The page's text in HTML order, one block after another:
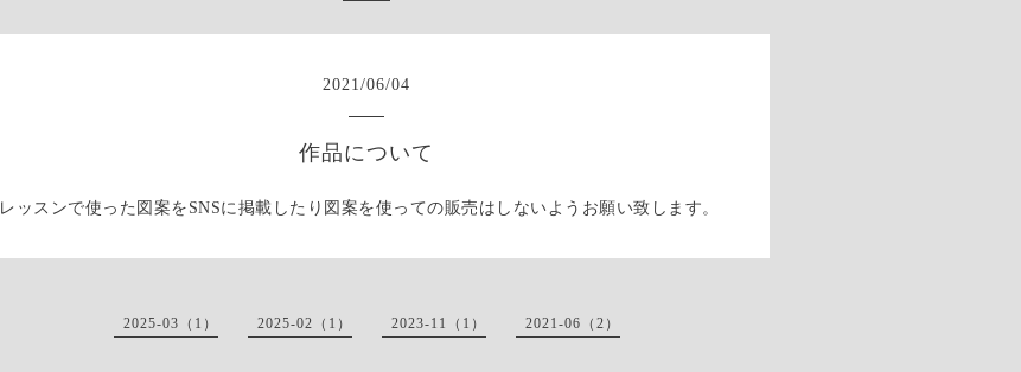
2021/06/04
作品について
レッスンで使った図案をSNSに掲載したり図案を使っての販売はしないようお願い致します。
2025-03（1） 2025-02（1） 2023-11（1） 2021-06（2）